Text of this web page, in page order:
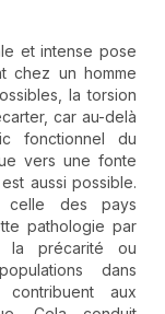
et intense pose
chez un homme
la torsion
car au-delà
fonctionnel du
vers une fonte
aussi possible.
celle des pays
pathologie par
la précarité ou
dans
contribuent aux